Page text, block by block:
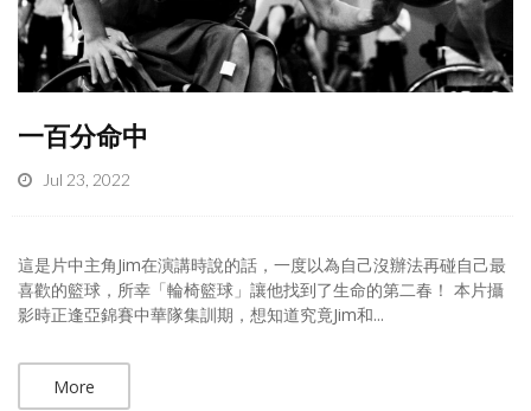
一百分命中
Jul 23, 2022
這是片中主角Jim在演講時說的話，一度以為自己沒辦法再碰自己最
喜歡的籃球，所幸「輪椅籃球」讓他找到了生命的第二春！ 本片攝
影時正逢亞錦賽中華隊集訓期，想知道究竟Jim和...
More